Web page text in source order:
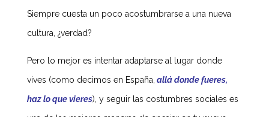
Siempre cuesta un poco acostumbrarse a una nueva
cultura, ¿verdad?
Pero lo mejor es intentar adaptarse al lugar donde
vives (como decimos en España, allá donde fueres,
haz lo que vieres), y seguir las costumbres sociales es